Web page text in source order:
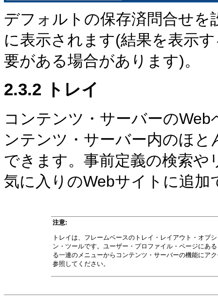
デフォルトの保存済問合せ
に表示されます(結果を表示
要がある場合があります)。
2.3.2 トレイ
コンテンツ・サーバーの
ンテンツ・サーバー内のほ
できます。事前定義の検索
気に入りのWebサイトに追加
注意:
トレイは、フレームベースのトレイ・レイアウト・オプ
ン・ツールです。ユーザー・プロファイル・ページにあ
る一連のメニューからコンテンツ・サーバーの機能にア
参照してください。